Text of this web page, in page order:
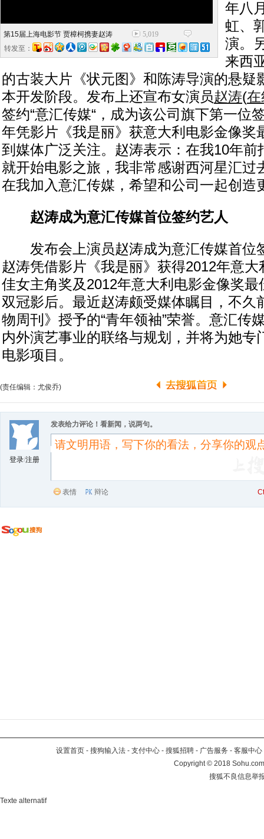
第15届上海电影节 贾樟柯携妻赵涛
5,019
转发至：
年八
虹、
演。
来西
的古装大片《状元图》和陈涛导演的悬疑
本开发阶段。发布上还宣布女演员赵涛(在
签约“意汇传媒“，成为该公司旗下第一位
年凭影片《我是丽》获意大利电影金像奖
到媒体广泛关注。赵涛表示：在我10年前
就开始电影之旅，我非常感谢西河星汇过
在我加入意汇传媒，希望和公司一起创造
赵涛成为意汇传媒首位签约艺人
发布会上演员赵涛成为意汇传媒首位
赵涛凭借影片《我是丽》获得2012年意
佳女主角奖及2012年意大利电影金像奖
双冠影后。最近赵涛颇受媒体瞩目，不久
物周刊》授予的“青年领袖”荣誉。意汇传
内外演艺事业的联络与规划，并将为她专
电影项目。
(责任编辑：尤俊乔)
登录/注册
发表给力评论！看新闻，说两句。
表情 辩论
设置首页 - 搜狗输入法 - 支付中心 - 搜狐招聘 - 广告服务 - 客服中心
Copyright©2018
搜狐不良信息举
Texte alternatif